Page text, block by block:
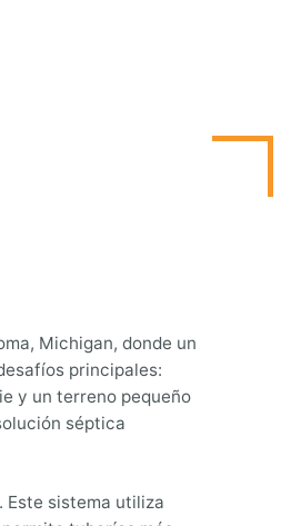
Michigan, donde un
principales:
y un terreno pequeño
séptica
Este sistema utiliza